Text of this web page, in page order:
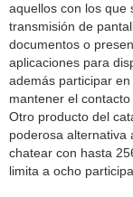
aquellos con los que
transmisión de
documentos o
aplicaciones para
además participar
mantener el
Otro producto del
poderosa alternativa
chatear con hasta
limita a ocho